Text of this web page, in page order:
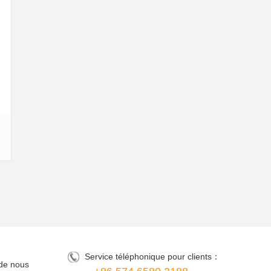
nous
Service téléphonique pour clients：